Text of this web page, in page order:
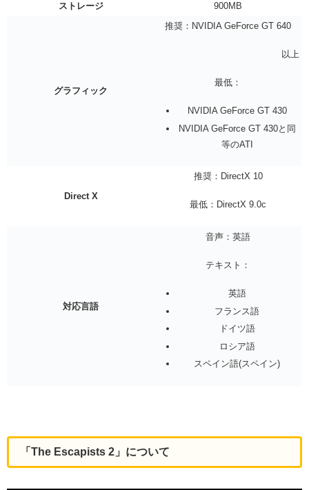
ストレージ 900MB
グラフィック
推奨：NVIDIA GeForce GT 640
以上
最低：
NVIDIA GeForce GT 430
NVIDIA GeForce GT 430と同
等のATI
Direct X
推奨：DirectX 10
最低：DirectX 9.0c
対応言語
音声：英語
テキスト：
英語
フランス語
ドイツ語
ロシア語
スペイン語(スペイン)
「The Escapists 2」について